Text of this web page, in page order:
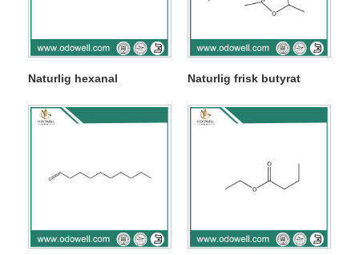
Naturlig hexanal Naturlig frisk butyrat